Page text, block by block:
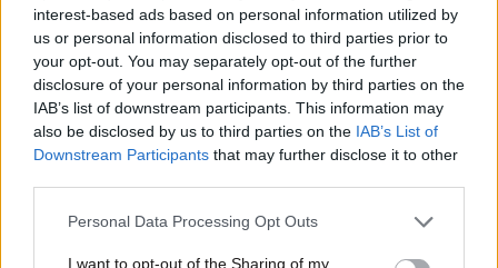
interest-based ads based on personal information utilized by
us or personal information disclosed to third parties prior to
your opt-out. You may separately opt-out of the further
disclosure of your personal information by third parties on the
IAB’s list of downstream participants. This information may
also be disclosed by us to third parties on the IAB’s List of
Downstream Participants that may further disclose it to other
Please note that this website/app uses one or more Google
not limited to your visit or usage behaviour. You may click to
Personal Data Processing Opt Outs
I want to opt-out of the Sharing of my
18·12·2025 09:17
Αγρότης έστησε μόνος του μπλόκο στην Αμοργό: «Το
τρακτέρ είναι μόνο του στον δρόμο, αλλά είναι μάχιμο»